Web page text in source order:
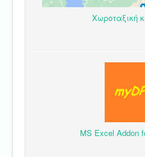
Χωροταξική
MS Excel Addon